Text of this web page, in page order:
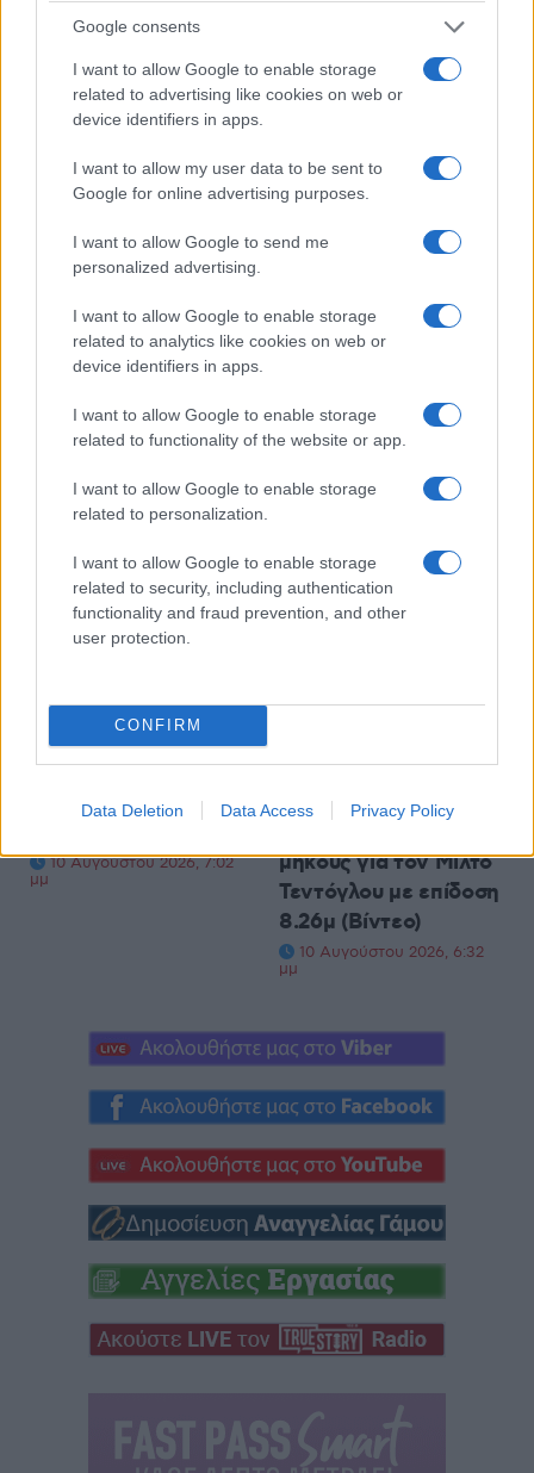
Google consents
I want to allow Google to enable storage
related to advertising like cookies on web or
device identifiers in apps.
I want to allow my user data to be sent to
Google for online advertising purposes.
I want to allow Google to send me
personalized advertising.
I want to allow Google to enable storage
related to analytics like cookies on web or
device identifiers in apps.
I want to allow Google to enable storage
related to functionality of the website or app.
I want to allow Google to enable storage
related to personalization.
I want to allow Google to enable storage
related to security, including authentication
functionality and fraud prevention, and other
user protection.
CONFIRM
Data Deletion Data Access Privacy Policy
Blackhearts – Little
Liar (1988)
10 Αυγούστου 2026, 9:00
αναδρομικά
10 Αυγούστου 2026, 8:29
ΚΟΙΝΩΝΊΑ
Έκθεση τέχνης στο
Ροδοχώρι με
κοσμήματα,
ζωγραφική,
κεντήματα, κεραμικά
10 Αυγούστου 2026, 8:02
Έφυγε από τη ζωή σε
ηλικία 66 ετών ο
το Λιβαδερό – Την
Τετάρτη η κηδεία του
Γιατί ο
Δεκαπενταύγουστος
ονομάζεται «Πάσχα
10 Αυγούστου 2026, 7:02
μμ
πρωτάθλημα Στίβου:
Εύκολη πρόκριση
μήκους για τον Μίλτο
Τεντόγλου με επίδοση
8.26μ (Βίντεο)
10 Αυγούστου 2026, 6:32
μμ